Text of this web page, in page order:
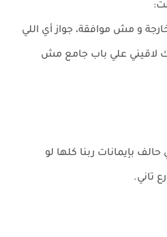
و مش موافقة، جواز أي اللي
لاقيني علي باب جامع مش
بإيمانات ربنا كلها لو
تاني.